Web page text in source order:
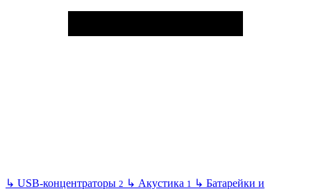
↳ USB-концентраторы 2 ↳ Акустика 1 ↳ Батарейки и